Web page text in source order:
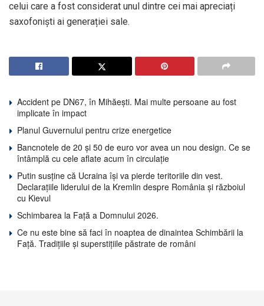
celui care a fost considerat unul dintre cei mai apreciați
saxofoniști ai generației sale.
Accident pe DN67, în Mihăești. Mai multe persoane au fost
implicate în impact
Planul Guvernului pentru crize energetice
Bancnotele de 20 și 50 de euro vor avea un nou design. Ce se
întâmplă cu cele aflate acum în circulație
Putin susține că Ucraina își va pierde teritoriile din vest.
Declarațiile liderului de la Kremlin despre România și războiul
cu Kievul
Schimbarea la Față a Domnului 2026.
Ce nu este bine să faci în noaptea de dinaintea Schimbării la
Față. Tradițiile și superstițiile păstrate de români